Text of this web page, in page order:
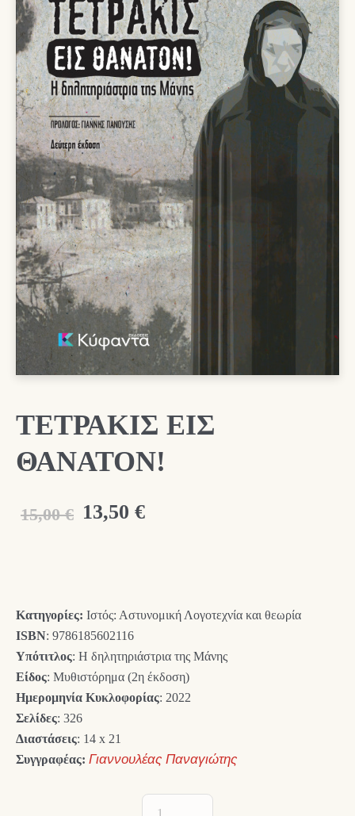
ΤΕΤΡΑΚΙΣ ΕΙΣ
ΘΑΝΑΤΟΝ!
15,00 € Original
13,50 €Η
13,50 €.
Κατηγορίες: Ιστός: Αστυνομική Λογοτεχνία και θεωρία
ISBN: 9786185602116
Υπότιτλος: Η δηλητηριάστρια της Μάνης
Είδος: Μυθιστόρημα (2η έκδοση)
Ημερομηνία Κυκλοφορίας: 2022
Σελίδες: 326
Διαστάσεις: 14 x 21
Συγγραφέας: Γιαννουλέας Παναγιώτης